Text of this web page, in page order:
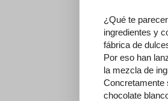
¿Qué te
ingredientes y
fábrica de
Por eso han
la mezcla de
Concretamente
chocolate